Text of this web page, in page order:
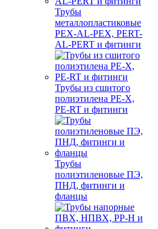
Трубы
металлопластиковые
PEX-AL-PEX, PERT-
AL-PERT и фитинги
Трубы из сшитого
полиэтилена PE-X,
PE-RT и фитинги
Трубы
полиэтиленовые ПЭ,
ПНД, фитинги и
фланцы